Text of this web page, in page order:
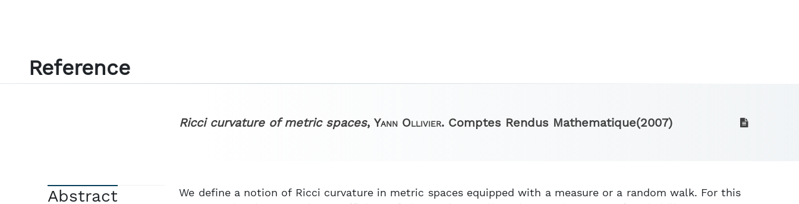
Reference
Ricci curvature of metric spaces,Yann Ollivier. Comptes Rendus Mathematique(2007)
Abstract
We define a notion of Ricci curvature in metric spaces equipped with a measure or a random walk. For this